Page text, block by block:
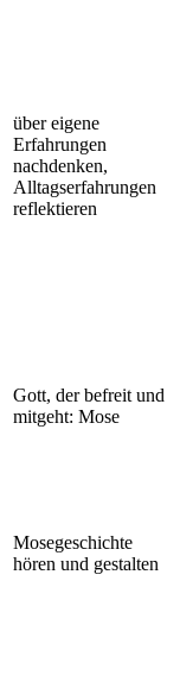
über eigene
Erfahrungen
nachdenken,
Alltagserfahrungen
reflektieren
Gott, der befreit und
mitgeht: Mose
Mosegeschichte
hören und gestalten